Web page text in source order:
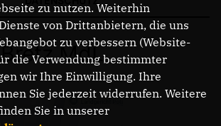
MdL
zu nutzen. Weiterhin
von Drittanbietern, die uns
zu verbessern (Website-
die Verwendung bestimmter
wir Ihre Einwilligung. Ihre
Sie jederzeit widerrufen. Weitere
Sie in unserer